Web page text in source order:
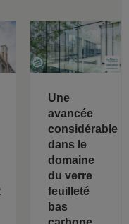
Une
avancée
considérable
dans le
domaine
du verre
feuilleté
bas